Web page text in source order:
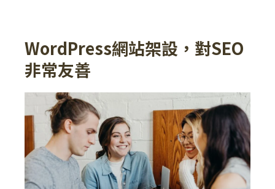
WordPress網站架設，對SEO
非常友善